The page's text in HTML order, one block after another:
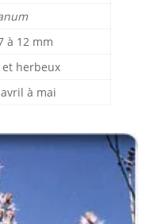
à 12 mm
herbeux
avril à mai